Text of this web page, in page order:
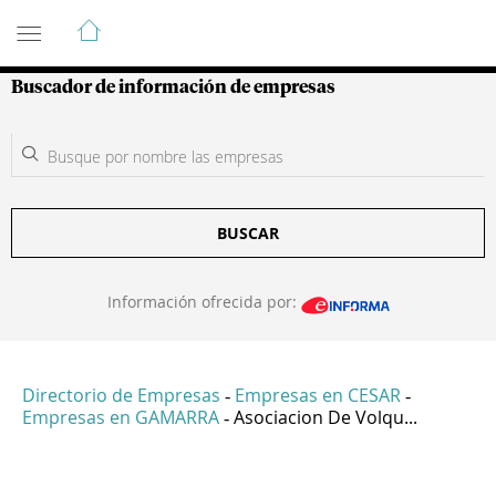
Guía de Empresas Colombianas
Buscador de información de empresas
BUSCAR
Información ofrecida por:
Directorio de Empresas - Empresas en CESAR -
Empresas en GAMARRA - Asociacion De Volqu...